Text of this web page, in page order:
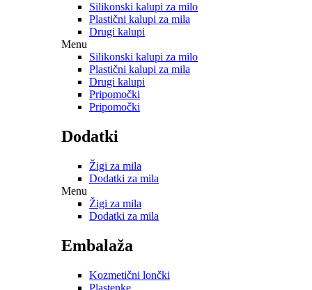
Silikonski kalupi za milo
Plastični kalupi za mila
Drugi kalupi
Menu
Silikonski kalupi za milo
Plastični kalupi za mila
Drugi kalupi
Pripomočki
Pripomočki
Dodatki
Žigi za mila
Dodatki za mila
Menu
Žigi za mila
Dodatki za mila
Embalaža
Kozmetični lončki
Plastenke